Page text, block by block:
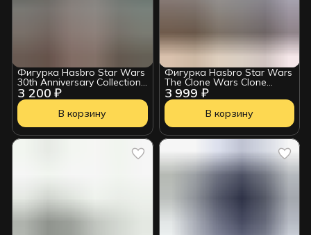
3 200 ₽
Фигурка Hasbro Star Wars
30th Anniversary Collection
Stormtrooper 3.75 Inch
Action Figure
В корзину
3 999 ₽
Фигурка Hasbro Star Wars
The Clone Wars Clone
Trooper Army
В корзину